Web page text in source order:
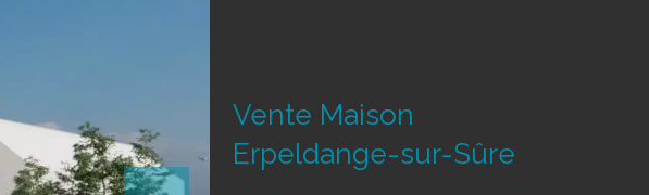
Vente Maison
Erpeldange-sur-Sûre